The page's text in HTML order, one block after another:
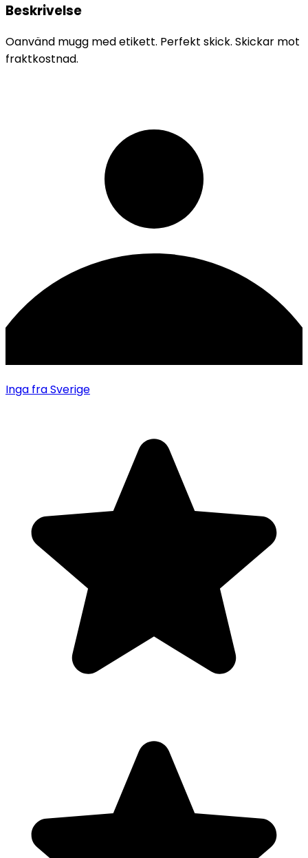
Beskrivelse
Oanvänd mugg med etikett. Perfekt skick. Skickar mot
fraktkostnad.
Inga fra Sverige